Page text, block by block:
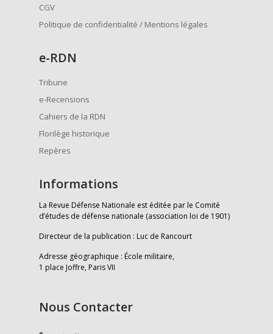
CGV
Politique de confidentialité / Mentions légales
e-RDN
Tribune
e-Recensions
Cahiers de la RDN
Florilège historique
Repères
Informations
La Revue Défense Nationale est éditée par le Comité
d’études de défense nationale (association loi de 1901)
Directeur de la publication : Luc de Rancourt
Adresse géographique : École militaire,
1 place Joffre, Paris VII
Nous Contacter